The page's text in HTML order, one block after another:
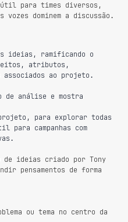
útil para times diversos,
vozes dominem a discussão.
ideias, ramificando o
atributos,
ao projeto.
de análise e mostra
para explorar todas
campanhas com
de ideias criado por Tony
pensamentos de forma
ou tema no centro da